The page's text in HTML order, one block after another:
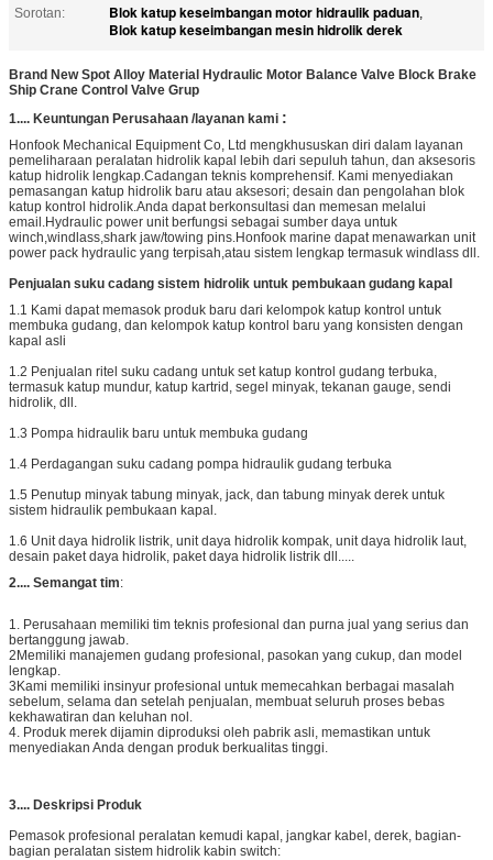
Sorotan: Blok katup keseimbangan motor hidraulik paduan,
Blok katup keseimbangan mesin hidrolik derek
Brand New Spot Alloy Material Hydraulic Motor Balance Valve Block Brake
Ship Crane Control Valve Grup
1.... Keuntungan Perusahaan /layanan kami :
Honfook Mechanical Equipment Co, Ltd mengkhususkan diri dalam layanan
pemeliharaan peralatan hidrolik kapal lebih dari sepuluh tahun, dan aksesoris
katup hidrolik lengkap.Cadangan teknis komprehensif. Kami menyediakan
pemasangan katup hidrolik baru atau aksesori; desain dan pengolahan blok
katup kontrol hidrolik.Anda dapat berkonsultasi dan memesan melalui
email.Hydraulic power unit berfungsi sebagai sumber daya untuk
winch,windlass,shark jaw/towing pins.Honfook marine dapat menawarkan unit
power pack hydraulic yang terpisah,atau sistem lengkap termasuk windlass dll.
Penjualan suku cadang sistem hidrolik untuk pembukaan gudang kapal
1.1 Kami dapat memasok produk baru dari kelompok katup kontrol untuk
membuka gudang, dan kelompok katup kontrol baru yang konsisten dengan
kapal asli
1.2 Penjualan ritel suku cadang untuk set katup kontrol gudang terbuka,
termasuk katup mundur, katup kartrid, segel minyak, tekanan gauge, sendi
hidrolik, dll.
1.3 Pompa hidraulik baru untuk membuka gudang
1.4 Perdagangan suku cadang pompa hidraulik gudang terbuka
1.5 Penutup minyak tabung minyak, jack, dan tabung minyak derek untuk
sistem hidraulik pembukaan kapal.
1.6 Unit daya hidrolik listrik, unit daya hidrolik kompak, unit daya hidrolik laut,
desain paket daya hidrolik, paket daya hidrolik listrik dll.....
2.... Semangat tim:
1. Perusahaan memiliki tim teknis profesional dan purna jual yang serius dan
bertanggung jawab.
2Memiliki manajemen gudang profesional, pasokan yang cukup, dan model
lengkap.
3Kami memiliki insinyur profesional untuk memecahkan berbagai masalah
sebelum, selama dan setelah penjualan, membuat seluruh proses bebas
kekhawatiran dan keluhan nol.
4. Produk merek dijamin diproduksi oleh pabrik asli, memastikan untuk
menyediakan Anda dengan produk berkualitas tinggi.
3.... Deskripsi Produk
Pemasok profesional peralatan kemudi kapal, jangkar kabel, derek, bagian-
bagian peralatan sistem hidrolik kabin switch: